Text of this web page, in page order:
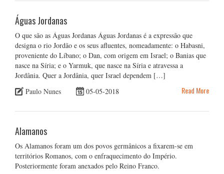
Águas Jordanas
O que são as Águas Jordanas Águas Jordanas é a expressão que
designa o rio Jordão e os seus afluentes, nomeadamente: o Habasni,
proveniente do Líbano; o Dan, com origem em Israel; o Banias que
nasce na Síria; e o Yarmuk, que nasce na Síria e atravessa a
Jordânia. Quer a Jordânia, quer Israel dependem […]
Paulo Nunes
05-05-2018 Read More
Alamanos
Os Alamanos foram um dos povos germânicos a fixarem-se em
territórios Romanos, com o enfraquecimento do Império.
Posteriormente foram anexados pelo Reino Franco.